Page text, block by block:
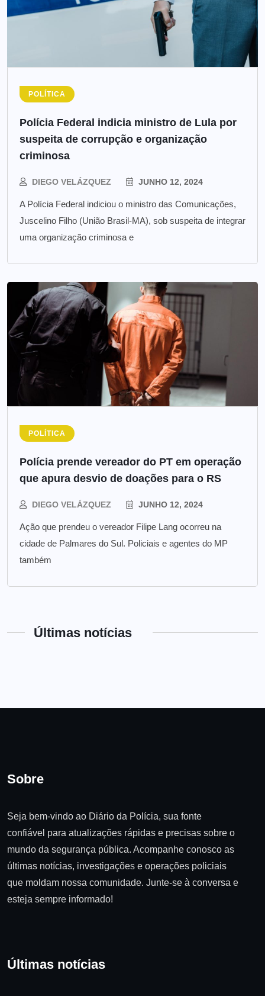
POLÍTICA
Polícia Federal indicia ministro de Lula por
suspeita de corrupção e organização
criminosa
DIEGO VELÁZQUEZ JUNHO 12, 2024
A Polícia Federal indiciou o ministro das Comunicações,
Juscelino Filho (União Brasil-MA), sob suspeita de integrar
uma organização criminosa e
POLÍTICA
Polícia prende vereador do PT em operação
que apura desvio de doações para o RS
DIEGO VELÁZQUEZ JUNHO 12, 2024
Ação que prendeu o vereador Filipe Lang ocorreu na
cidade de Palmares do Sul. Policiais e agentes do MP
também
Últimas notícias
Sobre
Seja bem-vindo ao Diário da Polícia, sua fonte
confiável para atualizações rápidas e precisas sobre o
mundo da segurança pública. Acompanhe conosco as
últimas notícias, investigações e operações policiais
que moldam nossa comunidade. Junte-se à conversa e
esteja sempre informado!
Últimas notícias